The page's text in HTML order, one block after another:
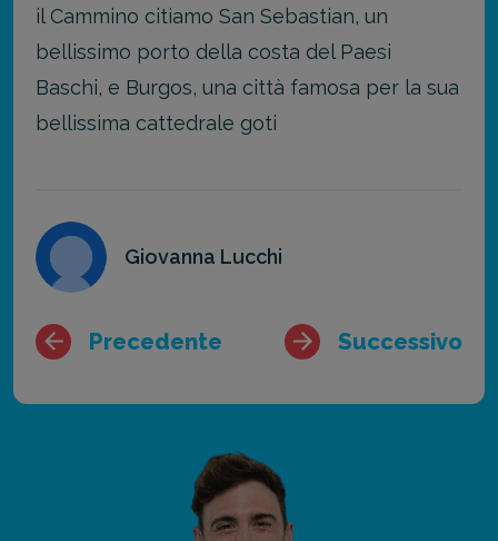
il Cammino citiamo San Sebastian, un
bellissimo porto della costa del Paesi
Baschi, e Burgos, una città famosa per la sua
bellissima cattedrale goti
Giovanna Lucchi
Precedente Successivo